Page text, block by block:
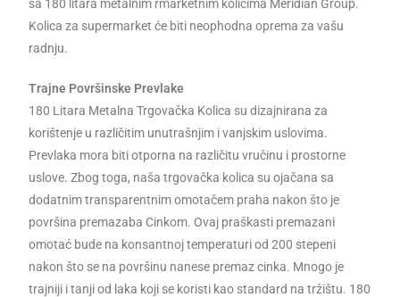
sa 180 litara metalnim rmarketnim kolicima Meridian Group.
Kolica za supermarket će biti neophodna oprema za vašu
radnju.
Trajne Površinske Prevlake
180 Litara Metalna Trgovačka Kolica su dizajnirana za
korištenje u različitim unutrašnjim i vanjskim uslovima.
Prevlaka mora biti otporna na različitu vručinu i prostorne
uslove. Zbog toga, naša trgovačka kolica su ojačana sa
dodatnim transparentnim omotačem praha nakon što je
površina premazaba Cinkom. Ovaj praškasti premazani
omotać bude na konsantnoj temperaturi od 200 stepeni
nakon što se na površinu nanese premaz cinka. Mnogo je
trajniji i tanji od laka koji se koristi kao standard na tržištu. 180